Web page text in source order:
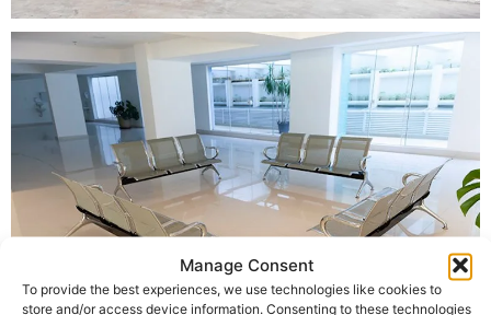
Manage Consent
To provide the best experiences, we use technologies like cookies to
store and/or access device information. Consenting to these technologies